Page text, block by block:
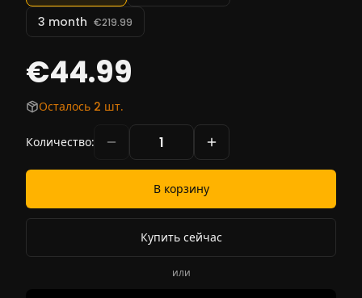
3 month €219.99
€44.99
Осталось 2 шт.
Количество:
В корзину
Купить сейчас
или